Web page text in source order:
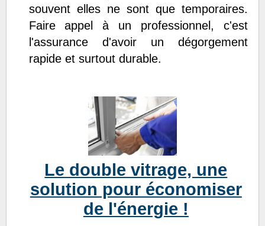
souvent elles ne sont que temporaires.
Faire appel à un professionnel, c'est
l'assurance d'avoir un dégorgement
rapide et surtout durable.
Le double vitrage, une
solution pour économiser
de l'énergie !